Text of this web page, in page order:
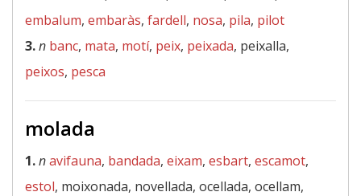
embalum, embaràs, fardell, nosa, pila, pilot
3.n banc, mata, motí, peix, peixada, peixalla,
peixos, pesca
molada
1.navifauna, bandada, eixam, esbart, escamot,
estol, moixonada, novellada, ocellada, ocellam,